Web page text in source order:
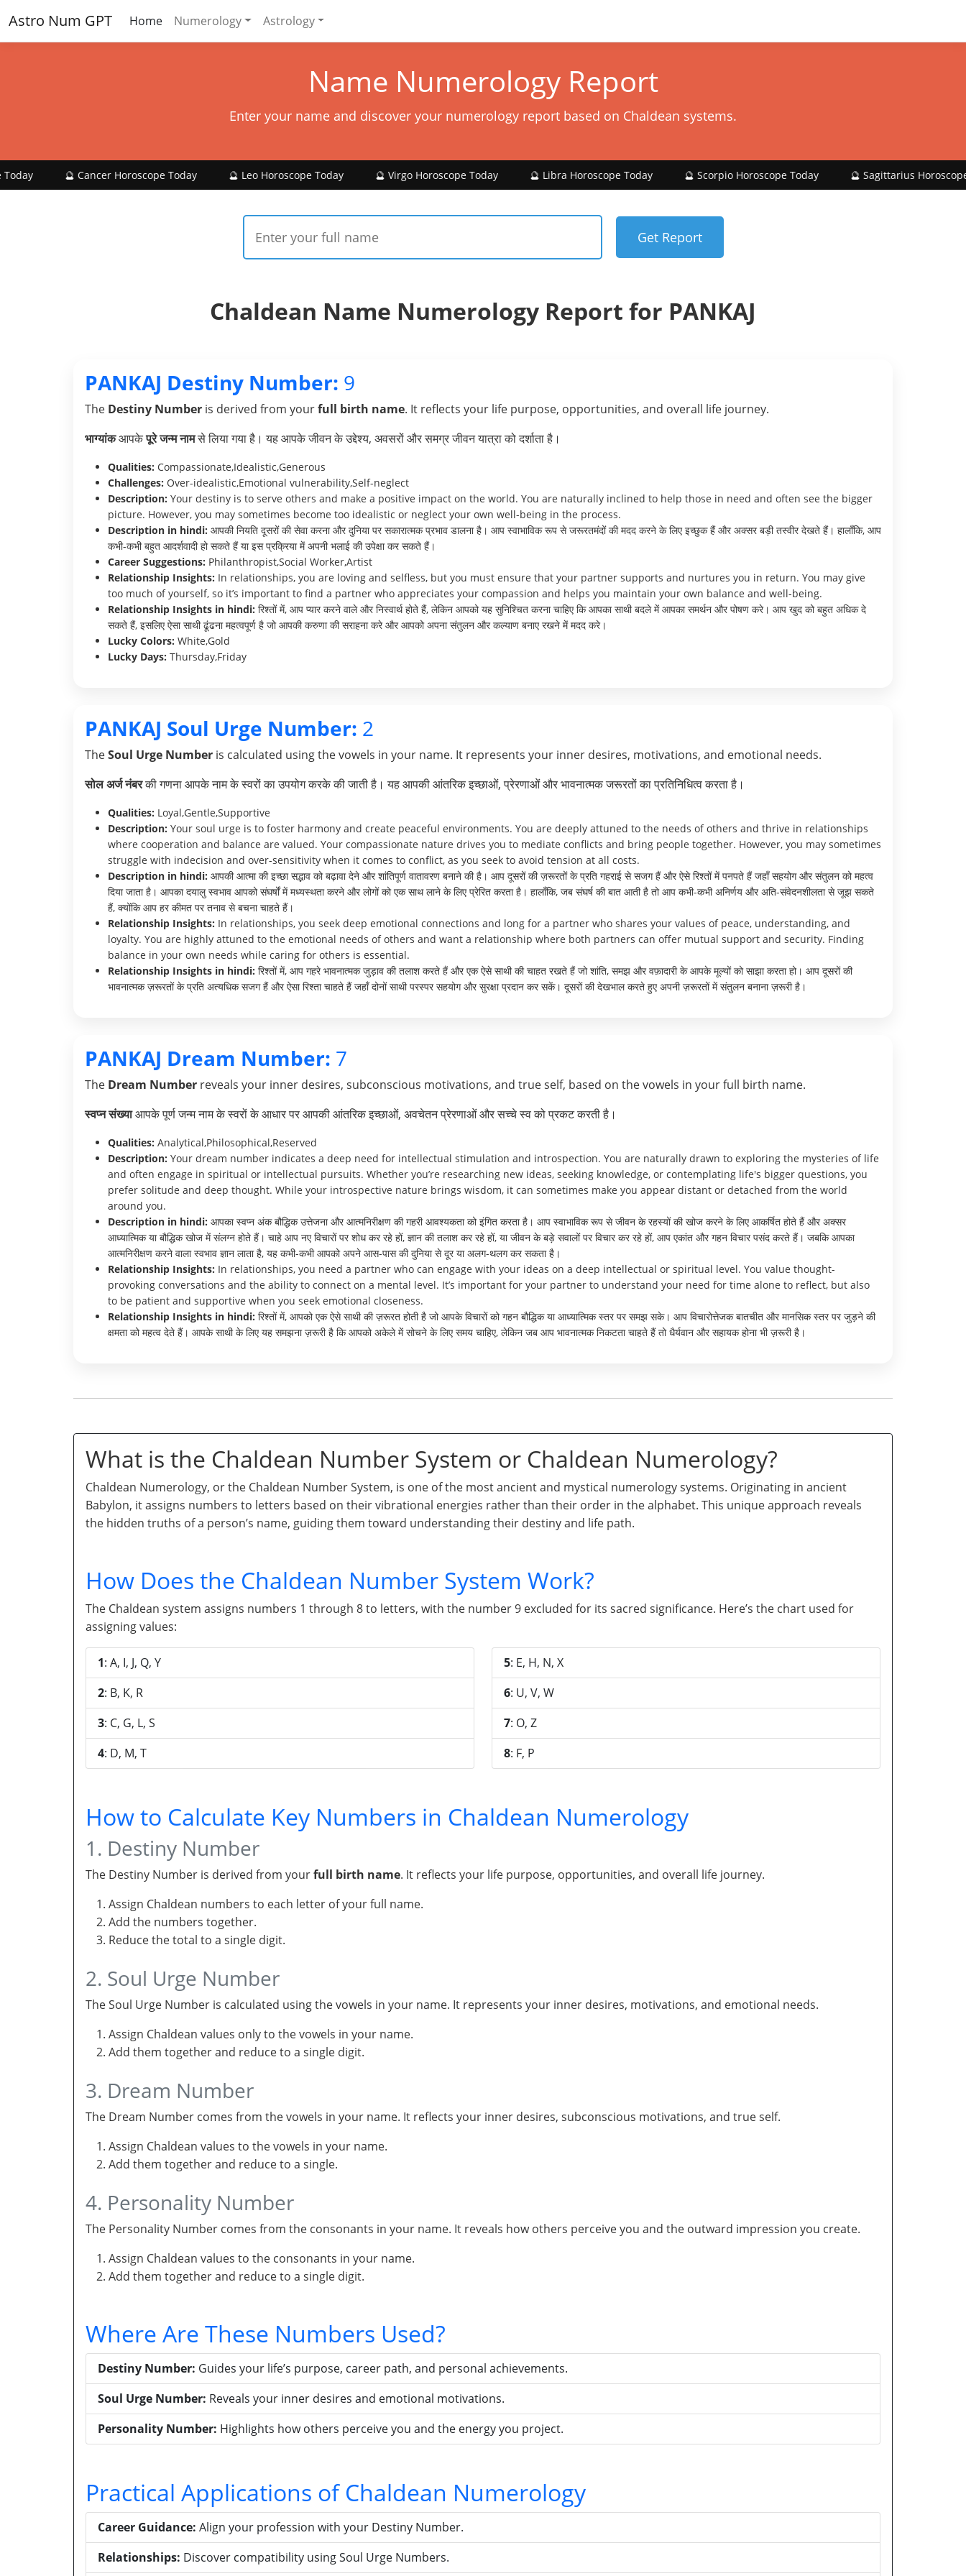
Astro Num GPT Home Numerology Astrology
Name Numerology Report
Enter your name and discover your numerology report based on Chaldean systems.
🔮 Cancer Horoscope Today 🔮 Leo Horoscope Today 🔮 Virgo Horoscope Today 🔮 Libra Horoscope Today 🔮 Scorpio Horoscope Today 🔮 Sagittarius Horoscope Today
Chaldean Name Numerology Report for PANKAJ
PANKAJ Destiny Number: 9
The Destiny Number is derived from yourfull birth name. It reflects your life purpose, opportunities, and overall life journey.
भाग्यांकआपकेपूरे जन्म नामसे लिया गया है। यह आपके जीवन के उद्देश्य, अवसरों और समग्र जीवन यात्रा को दर्शाता है।
Qualities: Compassionate,Idealistic,Generous
Challenges: Over-idealistic,Emotional vulnerability,Self-neglect
Description: Your destiny is to serve others and make a positive impact on the world. You are naturally inclined to help those in need and often see the bigger
picture. However, you may sometimes become too idealistic or neglect your own well-being in the process.
Description in hindi: आपकी नियति दूसरों की सेवा करना और दुनिया पर सकारात्मक प्रभाव डालना है। आप स्वाभाविक रूप से जरूरतमंदों की मदद करने के लिए इच्छुक हैं और अक्सर बड़ी तस्वीर देखते हैं। हालाँकि, आप
कभी-कभी बहुत आदर्शवादी हो सकते हैं या इस प्रक्रिया में अपनी भलाई की उपेक्षा कर सकते हैं।
Career Suggestions: Philanthropist,Social Worker,Artist
Relationship Insights: In relationships, you are loving and selfless, but you must ensure that your partner supports and nurtures you in return. You may give
too much of yourself, so it’s important to find a partner who appreciates your compassion and helps you maintain your own balance and well-being.
Relationship Insights in hindi: रिश्तों में, आप प्यार करने वाले और निस्वार्थ होते हैं, लेकिन आपको यह सुनिश्चित करना चाहिए कि आपका साथी बदले में आपका समर्थन और पोषण करे। आप खुद को बहुत अधिक दे
सकते हैं, इसलिए ऐसा साथी ढूंढना महत्वपूर्ण है जो आपकी करुणा की सराहना करे और आपको अपना संतुलन और कल्याण बनाए रखने में मदद करे।
Lucky Colors: White,Gold
Lucky Days: Thursday,Friday
PANKAJ Soul Urge Number: 2
TheSoul Urge Number is calculated using the vowels in your name. It represents your inner desires, motivations, and emotional needs.
सोल अर्ज नंबरकी गणना आपके नाम के स्वरों का उपयोग करके की जाती है। यह आपकी आंतरिक इच्छाओं, प्रेरणाओं और भावनात्मक जरूरतों का प्रतिनिधित्व करता है।
Qualities: Loyal,Gentle,Supportive
Description: Your soul urge is to foster harmony and create peaceful environments. You are deeply attuned to the needs of others and thrive in relationships
where cooperation and balance are valued. Your compassionate nature drives you to mediate conflicts and bring people together. However, you may sometimes
struggle with indecision and over-sensitivity when it comes to conflict, as you seek to avoid tension at all costs.
Description in hindi: आपकी आत्मा की इच्छा सद्भाव को बढ़ावा देने और शांतिपूर्ण वातावरण बनाने की है। आप दूसरों की ज़रूरतों के प्रति गहराई से सजग हैं और ऐसे रिश्तों में पनपते हैं जहाँ सहयोग और संतुलन को महत्व
दिया जाता है। आपका दयालु स्वभाव आपको संघर्षों में मध्यस्थता करने और लोगों को एक साथ लाने के लिए प्रेरित करता है। हालाँकि, जब संघर्ष की बात आती है तो आप कभी-कभी अनिर्णय और अति-संवेदनशीलता से जूझ सकते
हैं, क्योंकि आप हर कीमत पर तनाव से बचना चाहते हैं।
Relationship Insights: In relationships, you seek deep emotional connections and long for a partner who shares your values of peace, understanding, and
loyalty. You are highly attuned to the emotional needs of others and want a relationship where both partners can offer mutual support and security. Finding
balance in your own needs while caring for others is essential.
Relationship Insights in hindi: रिश्तों में, आप गहरे भावनात्मक जुड़ाव की तलाश करते हैं और एक ऐसे साथी की चाहत रखते हैं जो शांति, समझ और वफ़ादारी के आपके मूल्यों को साझा करता हो। आप दूसरों की
भावनात्मक ज़रूरतों के प्रति अत्यधिक सजग हैं और ऐसा रिश्ता चाहते हैं जहाँ दोनों साथी परस्पर सहयोग और सुरक्षा प्रदान कर सकें। दूसरों की देखभाल करते हुए अपनी ज़रूरतों में संतुलन बनाना ज़रूरी है।
PANKAJ Dream Number: 7
The Dream Number reveals your inner desires, subconscious motivations, and true self, based on the vowels in your full birth name.
स्वप्न संख्याआपके पूर्ण जन्म नाम के स्वरों के आधार पर आपकी आंतरिक इच्छाओं, अवचेतन प्रेरणाओं और सच्चे स्व को प्रकट करती है।
Qualities: Analytical,Philosophical,Reserved
Description: Your dream number indicates a deep need for intellectual stimulation and introspection. You are naturally drawn to exploring the mysteries of life
and often engage in spiritual or intellectual pursuits. Whether you’re researching new ideas, seeking knowledge, or contemplating life's bigger questions, you
prefer solitude and deep thought. While your introspective nature brings wisdom, it can sometimes make you appear distant or detached from the world
around you.
Description in hindi: आपका स्वप्न अंक बौद्धिक उत्तेजना और आत्मनिरीक्षण की गहरी आवश्यकता को इंगित करता है। आप स्वाभाविक रूप से जीवन के रहस्यों की खोज करने के लिए आकर्षित होते हैं और अक्सर
आध्यात्मिक या बौद्धिक खोज में संलग्न होते हैं। चाहे आप नए विचारों पर शोध कर रहे हों, ज्ञान की तलाश कर रहे हों, या जीवन के बड़े सवालों पर विचार कर रहे हों, आप एकांत और गहन विचार पसंद करते हैं। जबकि आपका
आत्मनिरीक्षण करने वाला स्वभाव ज्ञान लाता है, यह कभी-कभी आपको अपने आस-पास की दुनिया से दूर या अलग-थलग कर सकता है।
Relationship Insights: In relationships, you need a partner who can engage with your ideas on a deep intellectual or spiritual level. You value thought-
provoking conversations and the ability to connect on a mental level. It’s important for your partner to understand your need for time alone to reflect, but also
to be patient and supportive when you seek emotional closeness.
Relationship Insights in hindi: रिश्तों में, आपको एक ऐसे साथी की ज़रूरत होती है जो आपके विचारों को गहन बौद्धिक या आध्यात्मिक स्तर पर समझ सके। आप विचारोत्तेजक बातचीत और मानसिक स्तर पर जुड़ने की
क्षमता को महत्व देते हैं। आपके साथी के लिए यह समझना ज़रूरी है कि आपको अकेले में सोचने के लिए समय चाहिए, लेकिन जब आप भावनात्मक निकटता चाहते हैं तो धैर्यवान और सहायक होना भी ज़रूरी है।
What is the Chaldean Number System or Chaldean Numerology?
Chaldean Numerology, or the Chaldean Number System, is one of the most ancient and mystical numerology systems. Originating in ancient
Babylon, it assigns numbers to letters based on their vibrational energies rather than their order in the alphabet. This unique approach reveals
the hidden truths of a person’s name, guiding them toward understanding their destiny and life path.
How Does the Chaldean Number System Work?
The Chaldean system assigns numbers 1 through 8 to letters, with the number 9 excluded for its sacred significance. Here’s the chart used for
assigning values:
1: A, I, J, Q, Y
2: B, K, R
3: C, G, L, S
4: D, M, T
5: E, H, N, X
6: U, V, W
7: O, Z
8: F, P
How to Calculate Key Numbers in Chaldean Numerology
1. Destiny Number
The Destiny Number is derived from yourfull birth name. It reflects your life purpose, opportunities, and overall life journey.
Assign Chaldean numbers to each letter of your full name.
Add the numbers together.
Reduce the total to a single digit.
2. Soul Urge Number
The Soul Urge Number is calculated using the vowels in your name. It represents your inner desires, motivations, and emotional needs.
Assign Chaldean values only to the vowels in your name.
Add them together and reduce to a single digit.
3. Dream Number
The Dream Number comes from the vowels in your name. It reflects your inner desires, subconscious motivations, and true self.
Assign Chaldean values to the vowels in your name.
Add them together and reduce to a single.
4. Personality Number
The Personality Number comes from the consonants in your name. It reveals how others perceive you and the outward impression you create.
Assign Chaldean values to the consonants in your name.
Add them together and reduce to a single digit.
Where Are These Numbers Used?
Destiny Number: Guides your life’s purpose, career path, and personal achievements.
Soul Urge Number: Reveals your inner desires and emotional motivations.
Personality Number: Highlights how others perceive you and the energy you project.
Practical Applications of Chaldean Numerology
Career Guidance: Align your profession with your Destiny Number.
Relationships: Discover compatibility using Soul Urge Numbers.